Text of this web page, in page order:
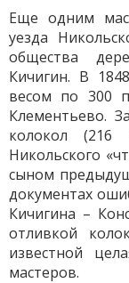
Еще одним
уезда
общества
Кичигин. В
весом по 300
Клементьево.
колокол (216
Никольского
сыном
документах
Кичигина –
отливкой
известной
мастеров.